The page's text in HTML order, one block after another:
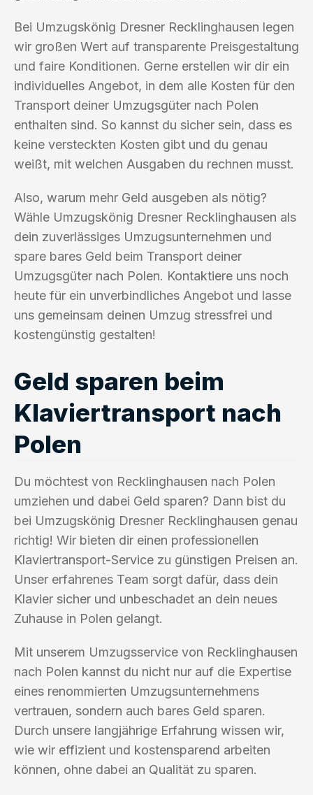
Bei Umzugskönig Dresner Recklinghausen legen
wir großen Wert auf transparente Preisgestaltung
und faire Konditionen. Gerne erstellen wir dir ein
individuelles Angebot, in dem alle Kosten für den
Transport deiner Umzugsgüter nach Polen
enthalten sind. So kannst du sicher sein, dass es
keine versteckten Kosten gibt und du genau
weißt, mit welchen Ausgaben du rechnen musst.
Also, warum mehr Geld ausgeben als nötig?
Wähle Umzugskönig Dresner Recklinghausen als
dein zuverlässiges Umzugsunternehmen und
spare bares Geld beim Transport deiner
Umzugsgüter nach Polen. Kontaktiere uns noch
heute für ein unverbindliches Angebot und lasse
uns gemeinsam deinen Umzug stressfrei und
kostengünstig gestalten!
Geld sparen beim
Klaviertransport nach
Polen
Du möchtest von Recklinghausen nach Polen
umziehen und dabei Geld sparen? Dann bist du
bei Umzugskönig Dresner Recklinghausen genau
richtig! Wir bieten dir einen professionellen
Klaviertransport-Service zu günstigen Preisen an.
Unser erfahrenes Team sorgt dafür, dass dein
Klavier sicher und unbeschadet an dein neues
Zuhause in Polen gelangt.
Mit unserem Umzugsservice von Recklinghausen
nach Polen kannst du nicht nur auf die Expertise
eines renommierten Umzugsunternehmens
vertrauen, sondern auch bares Geld sparen.
Durch unsere langjährige Erfahrung wissen wir,
wie wir effizient und kostensparend arbeiten
können, ohne dabei an Qualität zu sparen.